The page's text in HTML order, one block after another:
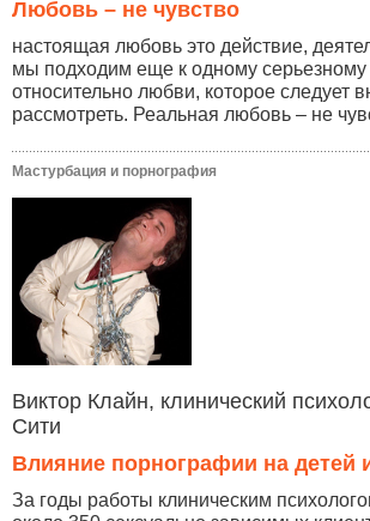
Любовь – не чувство
настоящая любовь это действие,
мы подходим еще к одному
относительно любви, которое следует
рассмотреть. Реальная любовь – не
Мастурбация и порнография
Виктор Клайн, клинический
Сити
Влияние порнографии на детей
За годы работы клиническим